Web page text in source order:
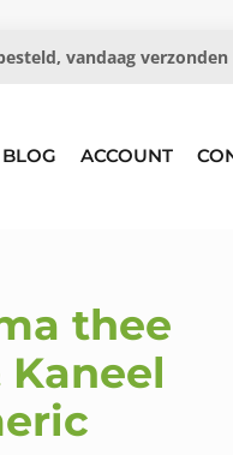
vandaag verzonden
BLOG ACCOUNT
thee
Kaneel